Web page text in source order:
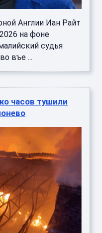
Англии Иан Райт
на фоне
судья
въе ...
часов тушили